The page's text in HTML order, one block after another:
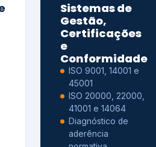
Sistemas de
Gestão,
Certificações
e
Conformidade
ISO 9001, 14001 e
45001
ISO 20000, 22000,
41001 e 14064
Diagnóstico de
aderência